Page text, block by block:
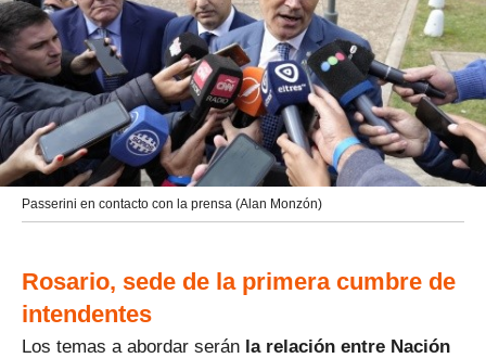
Passerini en contacto con la prensa (Alan Monzón)
Rosario, sede de la primera cumbre de
intendentes
Los temas a abordar serán la relación entre Nación